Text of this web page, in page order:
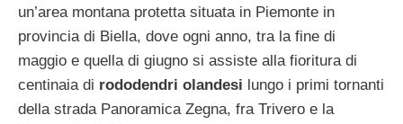
un’area montana protetta situata in Piemonte in
provincia di Biella, dove ogni anno, tra la fine di
maggio e quella di giugno si assiste alla fioritura di
centinaia di rododendri olandesi lungo i primi tornanti
della strada Panoramica Zegna, fra Trivero e la